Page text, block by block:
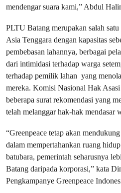
mendengar suara kami,” Abdul
PLTU Batang merupakan salah
Asia Tenggara dengan kapasitas
pembebasan lahannya, berbagai
dari intimidasi terhadap warga
terhadap pemilik lahan yang
mereka. Komisi Nasional Hak
beberapa surat rekomendasi yang
telah melanggar hak-hak mendasar
“Greenpeace tetap akan
dalam mempertahankan ruang
batubara, pemerintah seharusnya
Batang daripada korporasi,” kata
Pengkampanye Greenpeace